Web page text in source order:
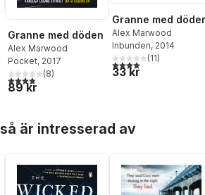
röster:
Granne med döden
Alex Marwood
Pocket, 2017
3,9utav 5 stjärnor. Totalt antal röster:
(8)
89 kr
Granne med
Alex Marwood
Inbunden, 2014
3,9utav 5 stjärnor.
(11)
33 kr
är intresserad av